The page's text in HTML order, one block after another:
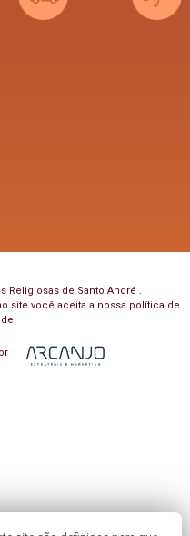
Religiosas de Santo André .
site você aceita a nossa política de
.